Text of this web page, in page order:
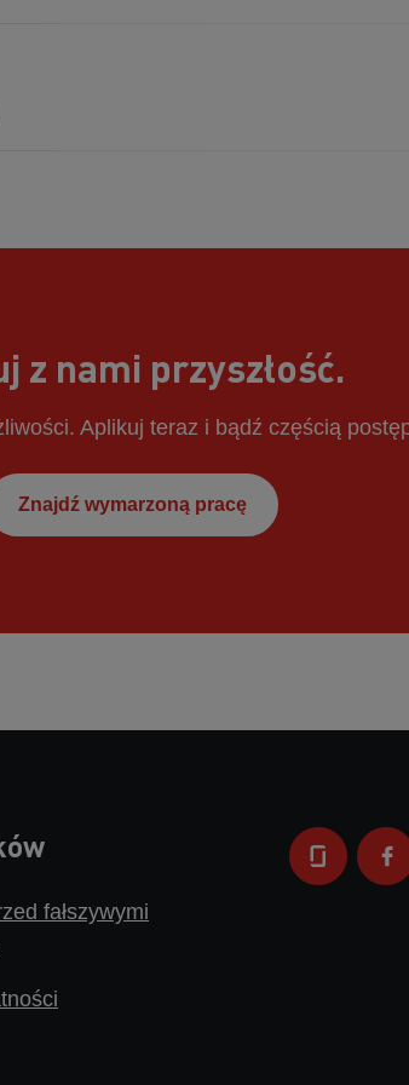
z nami przyszłość.
Aplikuj teraz i bądź częścią
Znajdź wymarzoną pracę
fałszywymi